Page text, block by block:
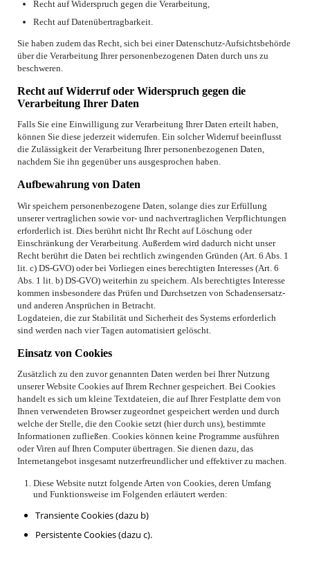
Recht auf Widerspruch gegen die Verarbeitung,
Recht auf Datenübertragbarkeit.
Sie haben zudem das Recht, sich bei einer Datenschutz-Aufsichtsbehörde
über die Verarbeitung Ihrer personenbezogenen Daten durch uns zu
beschweren.
Recht auf Widerruf oder Widerspruch gegen die
Verarbeitung Ihrer Daten
Falls Sie eine Einwilligung zur Verarbeitung Ihrer Daten erteilt haben,
können Sie diese jederzeit widerrufen. Ein solcher Widerruf beeinflusst
die Zulässigkeit der Verarbeitung Ihrer personenbezogenen Daten,
nachdem Sie ihn gegenüber uns ausgesprochen haben.
Aufbewahrung von Daten
Wir speichern personenbezogene Daten, solange dies zur Erfüllung
unserer vertraglichen sowie vor- und nachvertraglichen Verpflichtungen
erforderlich ist. Dies berührt nicht Ihr Recht auf Löschung oder
Einschränkung der Verarbeitung. Außerdem wird dadurch nicht unser
Recht berührt die Daten bei rechtlich zwingenden Gründen (Art. 6 Abs. 1
lit. c) DS-GVO) oder bei Vorliegen eines berechtigten Interesses (Art. 6
Abs. 1 lit. b) DS-GVO) weiterhin zu speichern. Als berechtigtes Interesse
kommen insbesondere das Prüfen und Durchsetzen von Schadensersatz-
und anderen Ansprüchen in Betracht.
Logdateien, die zur Stabilität und Sicherheit des Systems erforderlich
sind werden nach vier Tagen automatisiert gelöscht.
Einsatz von Cookies
Zusätzlich zu den zuvor genannten Daten werden bei Ihrer Nutzung
unserer Website Cookies auf Ihrem Rechner gespeichert. Bei Cookies
handelt es sich um kleine Textdateien, die auf Ihrer Festplatte dem von
Ihnen verwendeten Browser zugeordnet gespeichert werden und durch
welche der Stelle, die den Cookie setzt (hier durch uns), bestimmte
Informationen zufließen. Cookies können keine Programme ausführen
oder Viren auf Ihren Computer übertragen. Sie dienen dazu, das
Internetangebot insgesamt nutzerfreundlicher und effektiver zu machen.
Diese Website nutzt folgende Arten von Cookies, deren Umfang
und Funktionsweise im Folgenden erläutert werden:
Transiente Cookies (dazu b)
Persistente Cookies (dazu c).